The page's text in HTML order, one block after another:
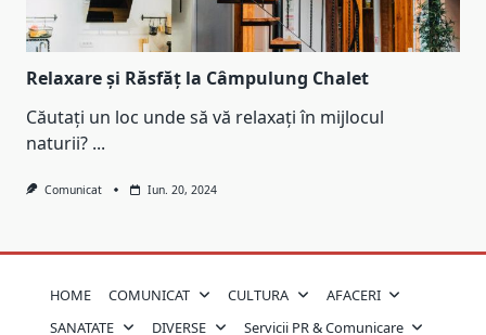
Relaxare și Răsfăț la Câmpulung Chalet
Căutați un loc unde să vă relaxați în mijlocul
naturii? ...
Comunicat Iun. 20, 2024
HOME COMUNICAT CULTURA
AFACERI
SANATATE
DIVERSE Servicii PR & Comunicare